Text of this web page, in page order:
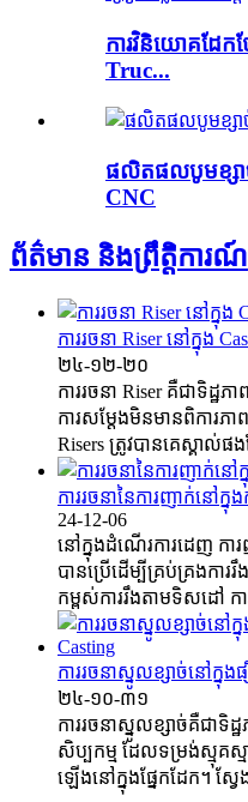
ការវិនិយោគដែក
Truc...
ផលិតផលបូមខ្ស
CNC
ព័ត៌មាន និងព្រឹត្តិការណ៍
ការរចនា Riser នៅក្នុង
២៤-១២-២០
ការរចនា Riser គឺជាទិដ្ឋ
ការសម្ដែងមិនមានពិការភ
Risers ត្រូវបានគេស្គាល់ផង
ការរចនានៃការញាក់នៅក្នុ
24-12-06
នៅក្នុងដំណើរការដេញ ក
បានប្រើដើម្បីគ្រប់គ្រងក
កម្ពស់ការរឹងតាមទិសដៅ ក
ការរចនាស្នូលខ្សាច់នៅក្នុ
២៤-១០-៣១
ការរចនាស្នូលខ្សាច់គឺជាទិ
សិប្បកម្ម ដែលទម្រង់ស្មុគស្
ឡើងនៅក្នុងផ្នែកដែក។ ស្